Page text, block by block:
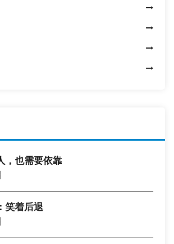
，也需要依靠
笑着后退